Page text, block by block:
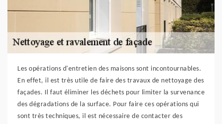
Les opérations d'entretien des maisons sont incontournables.
En effet, il est très utile de faire des travaux de nettoyage des
façades. Il faut éliminer les déchets pour limiter la survenance
des dégradations de la surface. Pour faire ces opérations qui
sont très techniques, il est nécessaire de contacter des